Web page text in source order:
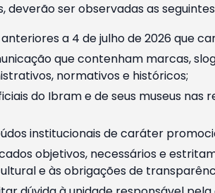
deverão ser observadas as
a 4 de julho de 2026 que
que contenham marcas,
normativos e históricos;
do Ibram e de seus museus nas
institucionais de caráter
objetivos, necessários e
e às obrigações de